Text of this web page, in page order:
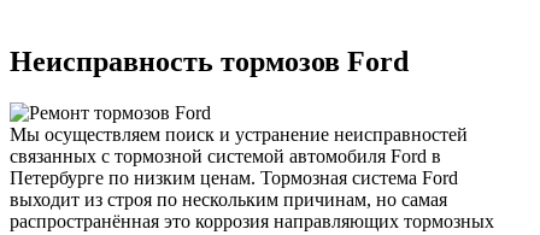
Неисправность тормозов Ford
Мы осуществляем поиск и устранение неисправностей
связанных с тормозной системой автомобиля Ford в
Петербурге по низким ценам. Тормозная система Ford
выходит из строя по нескольким причинам, но самая
распространённая это коррозия направляющих тормозных